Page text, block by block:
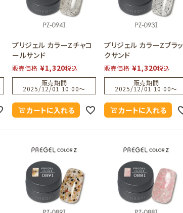
プリジェル カラーZチャコ
ールサンド
販売価格 ¥1,320税込
販売期間
2025/12/01 10:00〜
カートに入れる
プリジェル カラーZブラッ
クサンド
販売価格 ¥1,320税込
販売期間
2025/12/01 10:00〜
カートに入れる